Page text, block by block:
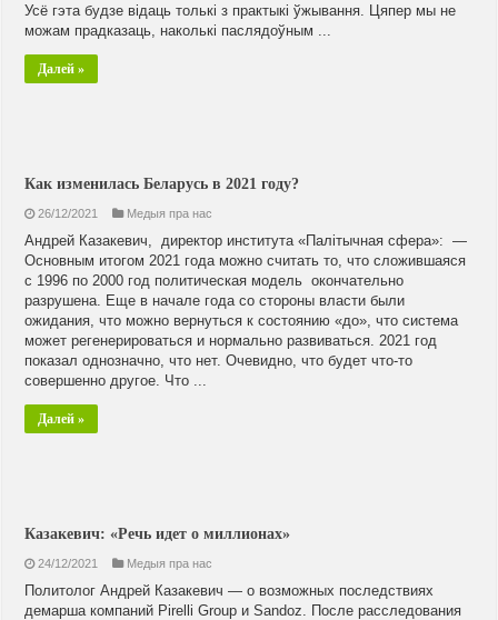
Усё гэта будзе відаць толькі з практыкі ўжывання. Цяпер мы не
можам прадказаць, наколькі паслядоўным ...
Далей »
Как изменилась Беларусь в 2021 году?
26/12/2021 Медыя пра нас
Андрей Казакевич, директор института «Палiтычная сфера»: —
Основным итогом 2021 года можно считать то, что сложившаяся
с 1996 по 2000 год политическая модель окончательно
разрушена. Еще в начале года со стороны власти были
ожидания, что можно вернуться к состоянию «до», что система
может регенерироваться и нормально развиваться. 2021 год
показал однозначно, что нет. Очевидно, что будет что-то
совершенно другое. Что ...
Далей »
Казакевич: «Речь идет о миллионах»
24/12/2021 Медыя пра нас
Политолог Андрей Казакевич — о возможных последствиях
демарша компаний Pirelli Group и Sandоz. После расследования